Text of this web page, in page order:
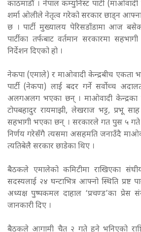
काठमाडौँ । नेपाल कम्युनिस्ट पार्टी (माओवादी
शर्मा ओलीले नेतृत्व गरेको सरकार छाड्न आफ्ना
छ । पार्टी मुख्यालय पेरिसडाँडामा आज
पार्टीका तर्फबाट वर्तमान सरकारमा
निर्देशन दिएको हो ।
नेकपा (एमाले) र माओवादी केन्द्रबीच एकता
पार्टी (नेकपा) लाई बदर गर्ने सर्वोच्च
अलगअलग भएका छन् । माओवादी केन्द्रका
टोपबहादुर रायमाझी, लेखराज भट्ट, प्रभू
सहभागी भएका छन् । सरकारले गत पुस ५ गते
निर्णय गरेसँगै त्यसमा असहमति जनाउँदै
त्यतिबेलै सरकार छाडेका थिए ।
बैठकले एमालेको कमिटीमा राखिएका
सदस्यलाई २४ घन्टाभित्र आफ्नो स्थिति प्रष्ट
अध्यक्ष पुष्पकमल दाहाल ‘प्रचण्ड’का प्रेस
जानकारी दिए ।
बैठकले आगामी चैत २ गते हुने भनिएको